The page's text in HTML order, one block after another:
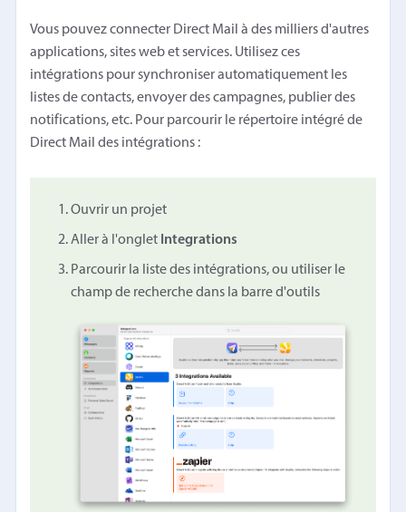
Vous pouvez connecter Direct Mail à des milliers d'autres
applications, sites web et services. Utilisez ces
intégrations pour synchroniser automatiquement les
listes de contacts, envoyer des campagnes, publier des
notifications, etc. Pour parcourir le répertoire intégré de
Direct Mail des intégrations :
Ouvrir un projet
Aller à l'onglet Integrations
Parcourir la liste des intégrations, ou utiliser le
champ de recherche dans la barre d'outils